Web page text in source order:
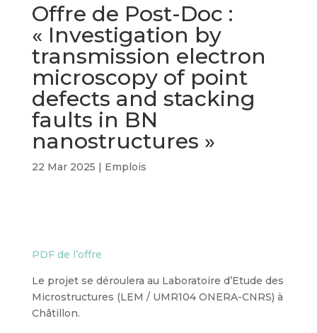
Offre de Post-Doc :
« Investigation by
transmission electron
microscopy of point
defects and stacking
faults in BN
nanostructures »
22 Mar 2025 Emplois
PDF de l’offre
Le projet se déroulera au Laboratoire d’Etude des
Microstructures (LEM / UMR104 ONERA-CNRS) à
Châtillon.